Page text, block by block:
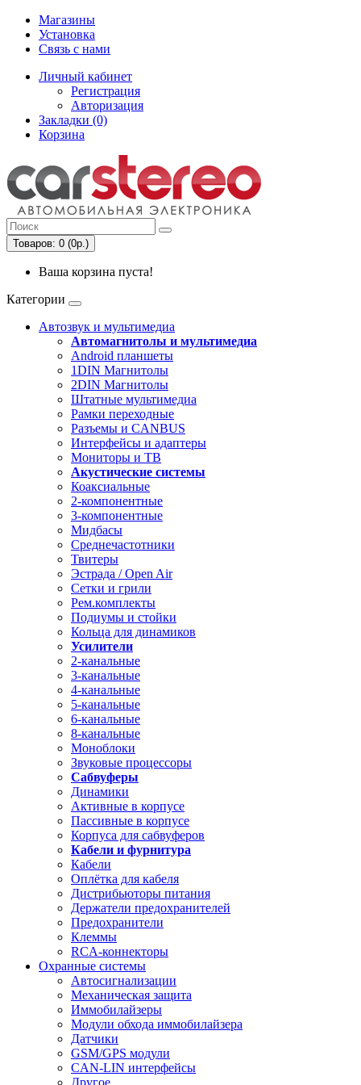
Магазины
Установка
Связь с нами
Личный кабинет
Регистрация
Авторизация
Закладки (0)
Корзина
Товаров: 0 (0р.)
Ваша корзина пуста!
Категории
Автозвук и мультимедиа
Автомагнитолы и мультимедиа
Android планшеты
1DIN Магнитолы
2DIN Магнитолы
Штатные мультимедиа
Рамки переходные
Разъемы и CANBUS
Интерфейсы и адаптеры
Мониторы и ТВ
Акустические системы
Коаксиальные
2-компонентные
3-компонентные
Мидбасы
Среднечастотники
Твитеры
Эстрада / Open Air
Сетки и грили
Рем.комплекты
Подиумы и стойки
Кольца для динамиков
Усилители
2-канальные
3-канальные
4-канальные
5-канальные
6-канальные
8-канальные
Моноблоки
Звуковые процессоры
Сабвуферы
Динамики
Активные в корпусе
Пассивные в корпусе
Корпуса для сабвуферов
Кабели и фурнитура
Кабели
Оплётка для кабеля
Дистрибьюторы питания
Держатели предохранителей
Предохранители
Клеммы
RCA-коннекторы
Охранные системы
Автосигнализации
Механическая защита
Иммобилайзеры
Модули обхода иммобилайзера
Датчики
GSM/GPS модули
CAN-LIN интерфейсы
Другое